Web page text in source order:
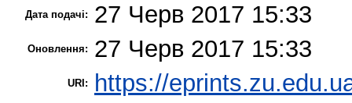
Дата подачі: 27 Черв 2017 15:33
Оновлення: 27 Черв 2017 15:33
URI: https://